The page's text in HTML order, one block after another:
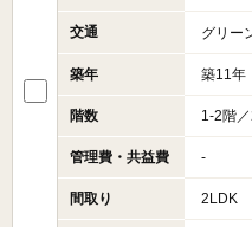
交通 グリー
築年 築11年
階数 1-2階
管理費・共益費 -
間取り 2LDK